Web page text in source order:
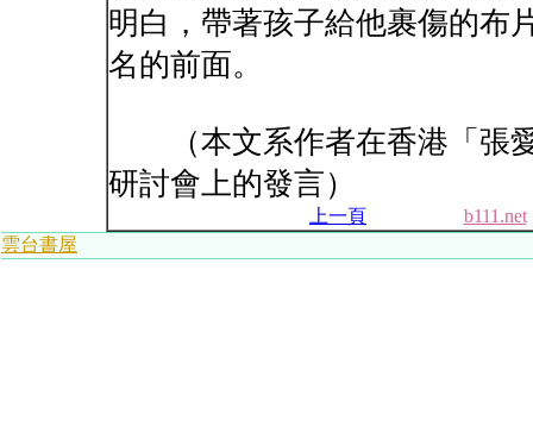
明白，帶著孩子給他裹傷的布
名的前面。
（本文系作者在香港「張
研討會上的發言）
上一頁
b111.net
雲台書屋